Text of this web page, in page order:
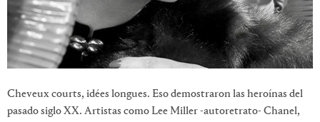
Cheveux courts, idées longues. Eso demostraron las heroínas del
pasado siglo XX. Artistas como Lee Miller -autoretrato- Chanel,